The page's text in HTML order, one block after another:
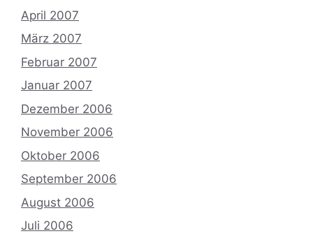
April 2007
März 2007
Februar 2007
Januar 2007
Dezember 2006
November 2006
Oktober 2006
September 2006
August 2006
Juli 2006